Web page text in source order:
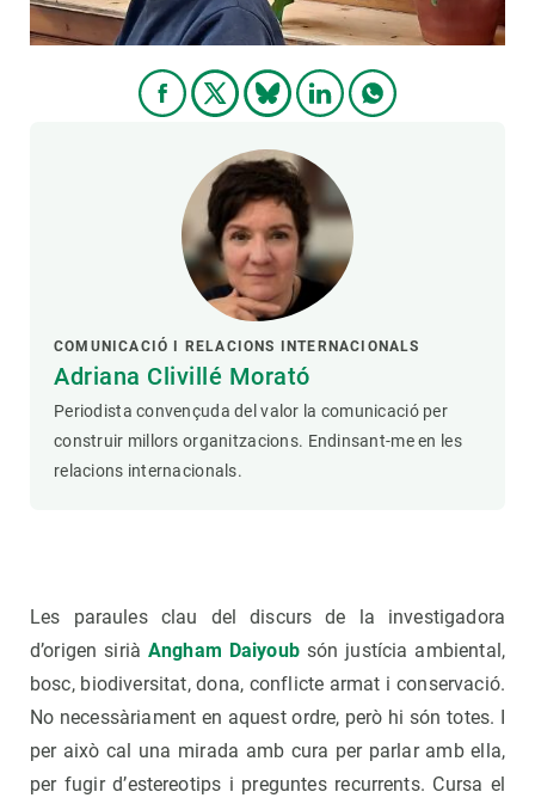
COMUNICACIÓ I RELACIONS INTERNACIONALS
Adriana Clivillé Morató
Periodista convençuda del valor la comunicació per
construir millors organitzacions. Endinsant-me en les
relacions internacionals.
Les paraules clau del discurs de la investigadora
d’origen sirià Angham Daiyoubsón justícia ambiental,
bosc, biodiversitat, dona, conflicte armat i conservació.
No necessàriament en aquest ordre, però hi són totes. I
per això cal una mirada amb cura per parlar amb ella,
per fugir d’estereotips i preguntes recurrents. Cursa el